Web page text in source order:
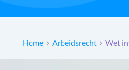
Home Arbeidsrecht Wet